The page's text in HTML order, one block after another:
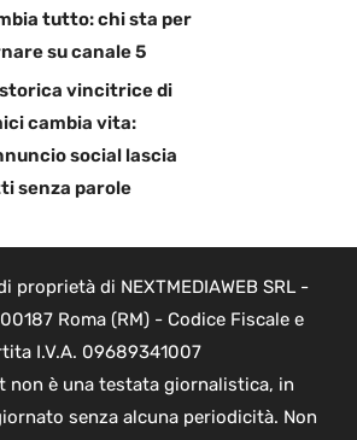
tutto: chi sta per
su canale 5
vincitrice di
cambia vita:
social lascia
senza parole
proprietà di NEXTMEDIAWEB SRL -
Roma (RM) - Codice Fiscale e
I.V.A. 09689341007
non è una testata giornalistica, in
senza alcuna periodicità. Non